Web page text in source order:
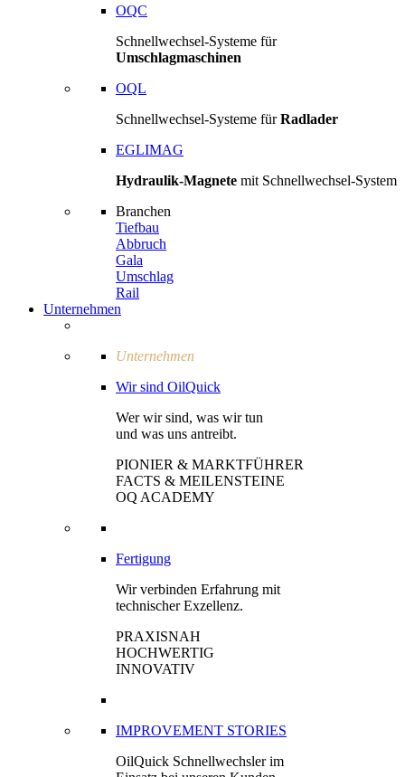
OQC
Schnellwechsel-Systeme für
Umschlagmaschinen
OQL
Schnellwechsel-Systeme fürRadlader
EGLIMAG
Hydraulik-Magnete mit Schnellwechsel-System
Branchen
Tiefbau
Abbruch
Gala
Umschlag
Rail
Unternehmen
Unternehmen
Wir sind OilQuick
Wer wir sind, was wir tun
und was uns antreibt.
PIONIER & MARKTFÜHRER
FACTS & MEILENSTEINE
OQ ACADEMY
Fertigung
Wir verbinden Erfahrung mit
technischer Exzellenz.
PRAXISNAH
HOCHWERTIG
INNOVATIV
IMPROVEMENT STORIES
OilQuick Schnellwechsler im